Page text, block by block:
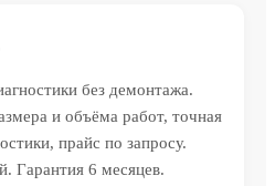
без демонтажа.
и объёма работ, точная
прайс по запросу.
Гарантия 6 месяцев.